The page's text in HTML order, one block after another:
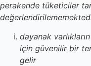
perakende tüketiciler
dayanak
için güvenilir bir
gelir